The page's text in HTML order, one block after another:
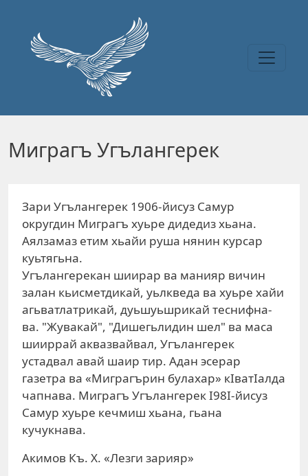
Миграгъ Угълангерек
Зари Угълангерек 1906-йисуз Самур
округдин Миграгъ хуьре дидедиз хьана.
Аялзамаз етим хьайи руша нянин курсар
куьтягьна.
Угълангерекан шиирар ва манияр вичин
залан кьисметдикай, уьлкведа ва хуьре хайи
агьватлатрикай, дуьшуьшрикай теснифна-
ва. "Жувакай", "Дишегьлидин шел" ва маса
шииррай аквазвайвал, Угълангерек
устадвал авай шаир тир. Адан эсерар
газетра ва «Миграгърин булахар» кIватIалда
чапнава. Миграгъ Угълангерек I98I-йисуз
Самур хуьре кечмиш хьана, гьана
кучукнава.
Акимов Къ. Х. «Лезги зарияр»